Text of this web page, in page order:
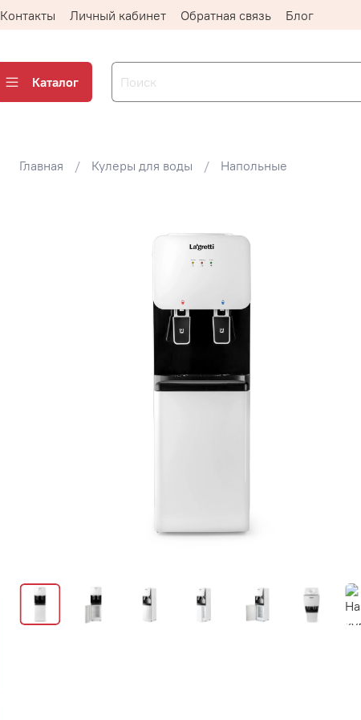
Контакты Личный кабинет Обратная связь Блог
Каталог
Главная Кулеры для воды Напольные